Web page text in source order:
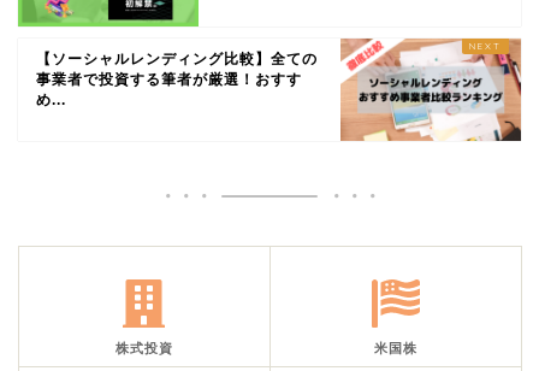
【ソーシャルレンディング比較】全ての
事業者で投資する筆者が厳選！おすす
め...
株式投資 米国株